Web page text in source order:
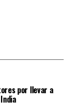
por llevar a